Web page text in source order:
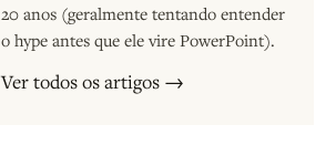
20 anos (geralmente tentando entender
o hype antes que ele vire PowerPoint).
Ver todos os artigos →